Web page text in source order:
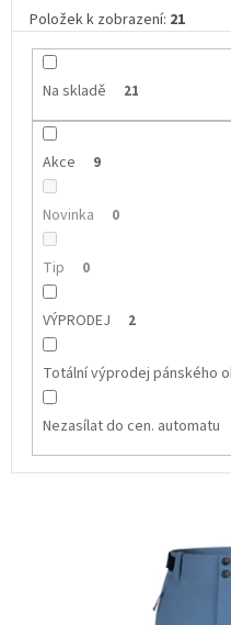
Na skladě 21
Akce 9
Novinka 0
Tip 0
VÝPRODEJ 2
Totální výprodej pánského
Nezasílat do cen. automatu
Položek k zobrazení: 21